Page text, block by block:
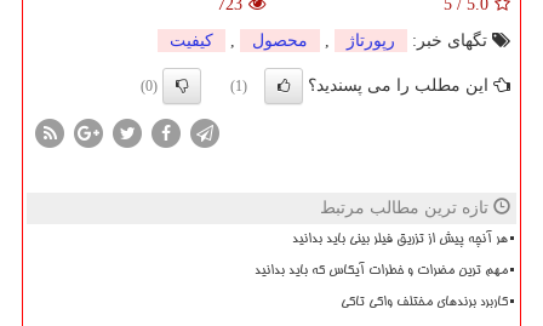
5.0
/
5
723
تگهای خبر:
رپورتاژ , محصول , كیفیت
این مطلب را می پسندید؟ (1)
(0)
تازه ترین مطالب مرتبط
هر آنچه پیش از تزریق فیلر بینی باید بدانید
مهم ترین مضرات و خطرات آیکاس که باید بدانید
کاربرد برندهای مختلف واکی تاکی